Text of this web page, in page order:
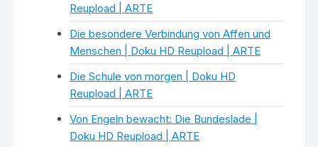
Reupload | ARTE
Die besondere Verbindung von Affen und
Menschen | Doku HD Reupload | ARTE
Die Schule von morgen | Doku HD
Reupload | ARTE
Von Engeln bewacht: Die Bundeslade |
Doku HD Reupload | ARTE